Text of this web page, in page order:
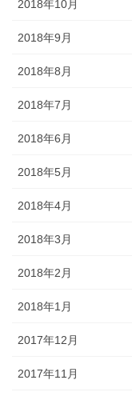
2018年10月
2018年9月
2018年8月
2018年7月
2018年6月
2018年5月
2018年4月
2018年3月
2018年2月
2018年1月
2017年12月
2017年11月